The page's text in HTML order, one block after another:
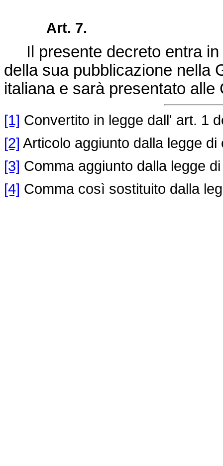
Art. 7.
Il presente decreto entra in
della sua pubblicazione nella
italiana e sarà presentato
[1] Convertito in legge dall' art. 1
[2] Articolo aggiunto dalla legge di
[3] Comma aggiunto dalla legge
[4] Comma così sostituito dalla